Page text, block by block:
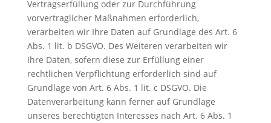
Vertragserfüllung oder zur Durchführung
vorvertraglicher Maßnahmen erforderlich,
verarbeiten wir Ihre Daten auf Grundlage des Art. 6
Abs. 1 lit. b DSGVO. Des Weiteren verarbeiten wir
Ihre Daten, sofern diese zur Erfüllung einer
rechtlichen Verpflichtung erforderlich sind auf
Grundlage von Art. 6 Abs. 1 lit. c DSGVO. Die
Datenverarbeitung kann ferner auf Grundlage
unseres berechtigten Interesses nach Art. 6 Abs. 1